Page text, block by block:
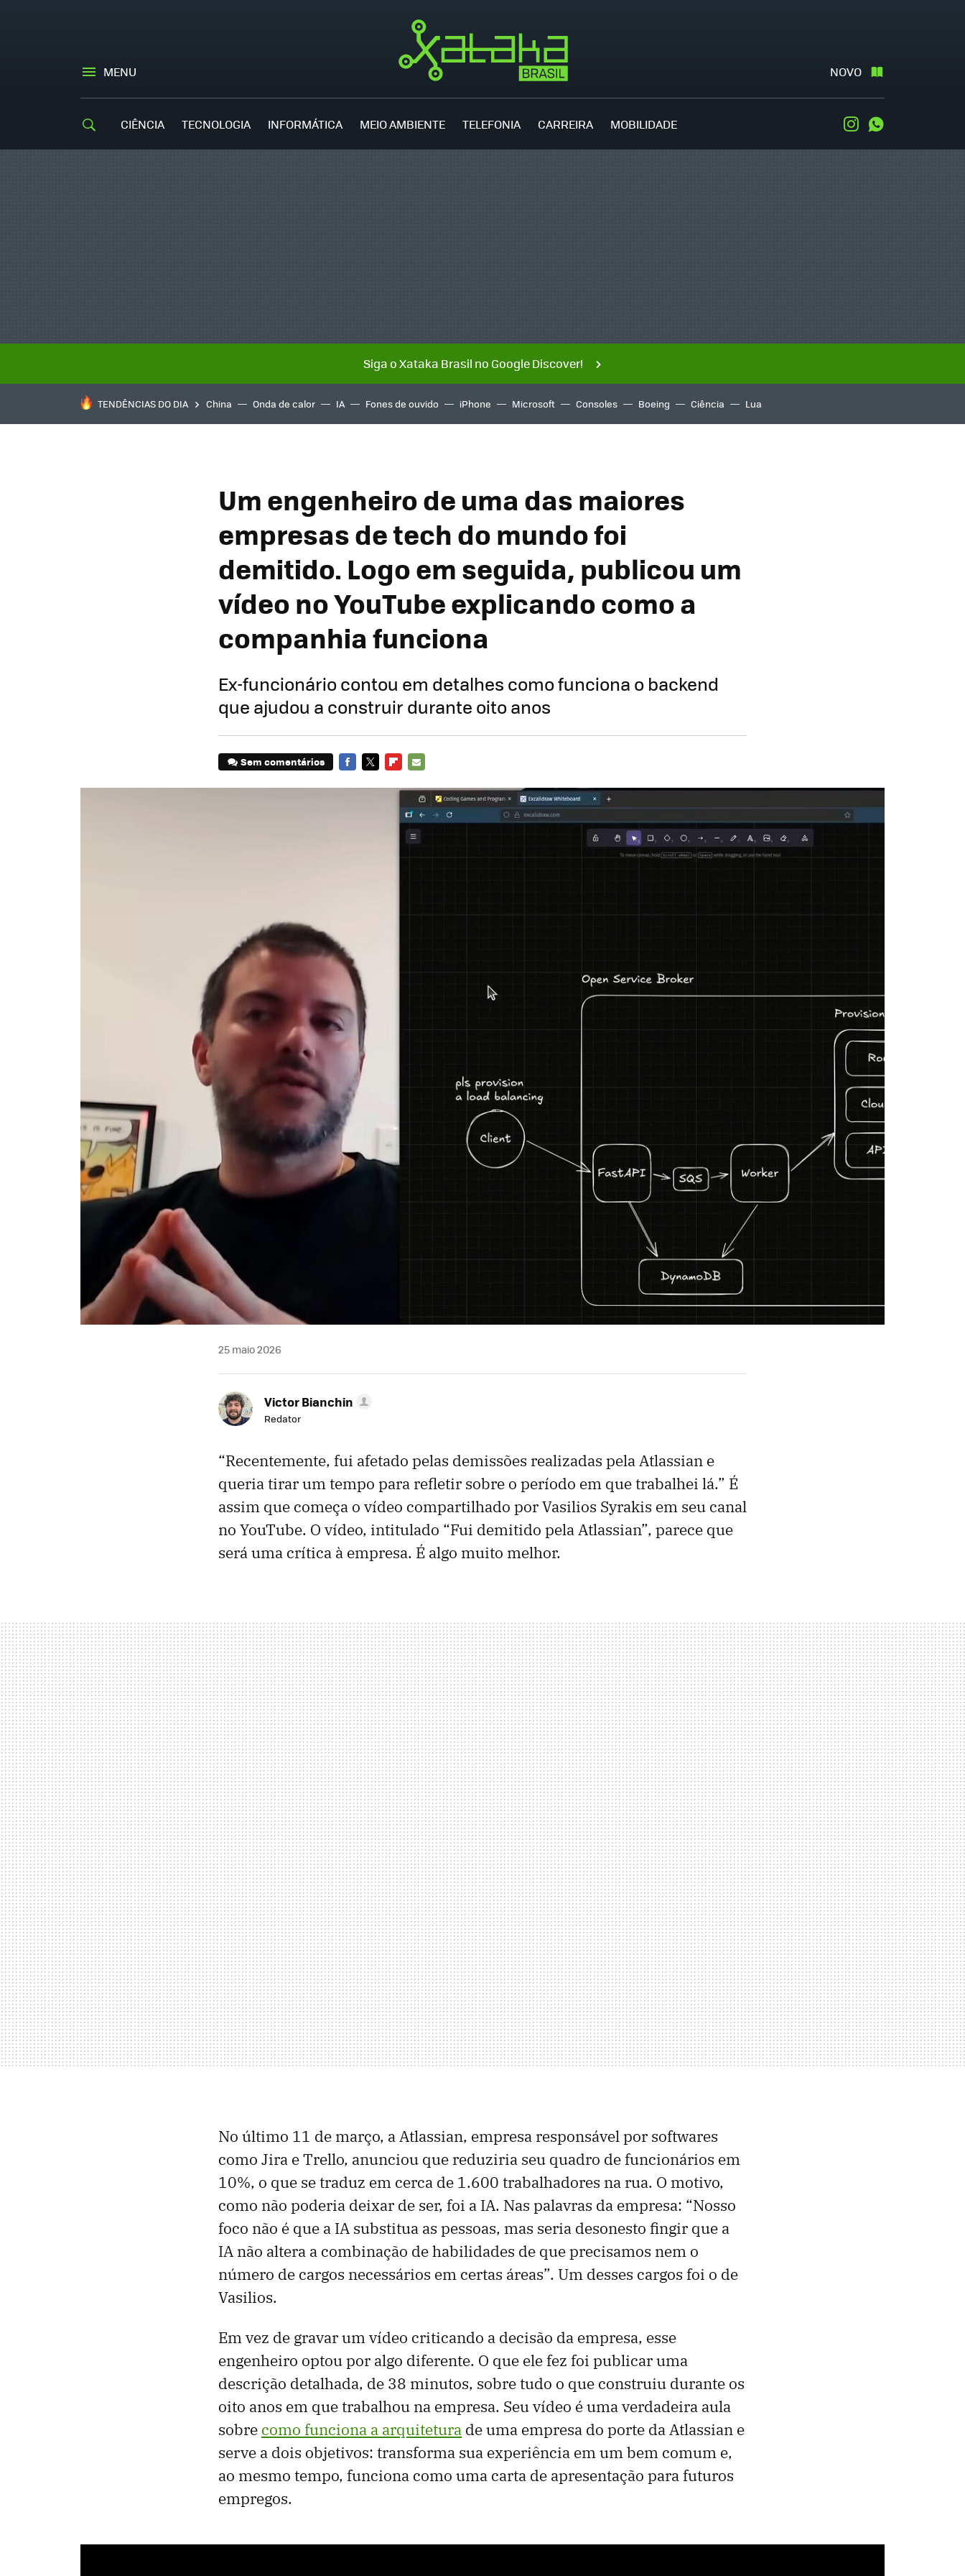
MENU NOVO
CIÊNCIA TECNOLOGIA INFORMÁTICA MEIO AMBIENTE TELEFONIA CARREIRA MOBILIDADE Instagram
Siga o Xataka Brasil no Google Discover!
TENDÊNCIAS DO DIA China Onda de calor IA Fones de ouvido iPhone Microsoft Consoles Boeing Ciência Lua
Um engenheiro de uma das maiores
empresas de tech do mundo foi
demitido. Logo em seguida, publicou um
vídeo no YouTube explicando como a
companhia funciona
Ex-funcionário contou em detalhes como funciona o backend
que ajudou a construir durante oito anos
Sem comentários
MAIL
25 maio 2026
Victor Bianchin
Redator
“Recentemente, fui afetado pelas demissões realizadas pela Atlassian e
queria tirar um tempo para refletir sobre o período em que trabalhei lá.” É
assim que começa o vídeo compartilhado por Vasilios Syrakis em seu canal
no YouTube. O vídeo, intitulado “Fui demitido pela Atlassian”, parece que
será uma crítica à empresa. É algo muito melhor.
No último 11 de março, a Atlassian, empresa responsável por softwares
como Jira e Trello, anunciou que reduziria seu quadro de funcionários em
10%, o que se traduz em cerca de 1.600 trabalhadores na rua. O motivo,
como não poderia deixar de ser, foi a IA. Nas palavras da empresa: “Nosso
foco não é que a IA substitua as pessoas, mas seria desonesto fingir que a
IA não altera a combinação de habilidades de que precisamos nem o
número de cargos necessários em certas áreas”. Um desses cargos foi o de
Vasilios.
Em vez de gravar um vídeo criticando a decisão da empresa, esse
engenheiro optou por algo diferente. O que ele fez foi publicar uma
descrição detalhada, de 38 minutos, sobre tudo o que construiu durante os
oito anos em que trabalhou na empresa. Seu vídeo é uma verdadeira aula
sobre como funciona a arquitetura de uma empresa do porte da Atlassian e
serve a dois objetivos: transforma sua experiência em um bem comum e,
ao mesmo tempo, funciona como uma carta de apresentação para futuros
empregos.